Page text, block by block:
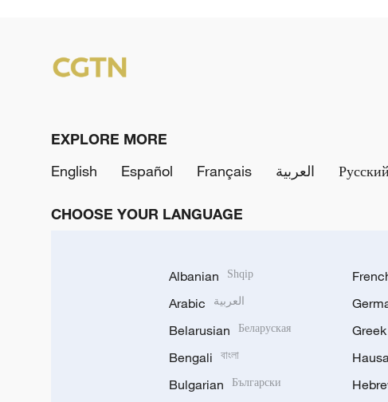
EXPLORE MORE
English
Español Français العربية Русский
CHOOSE YOUR LANGUAGE
Albanian Shqip
Arabic العربية
Belarusian Беларуская
Bengali বাংলা
Bulgarian Български
Greek
Hausa